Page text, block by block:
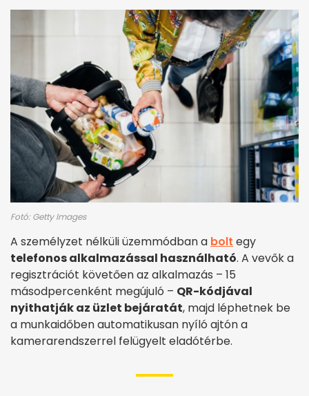
Fotó: Getty Images
A személyzet nélküli üzemmódban a bolt egy
telefonos alkalmazással használható. A vevők a
regisztrációt követően az alkalmazás – 15
másodpercenként megújuló – QR-kódjával
nyithatják az üzlet bejáratát, majd léphetnek be
a munkaidőben automatikusan nyíló ajtón a
kamerarendszerrel felügyelt eladótérbe.